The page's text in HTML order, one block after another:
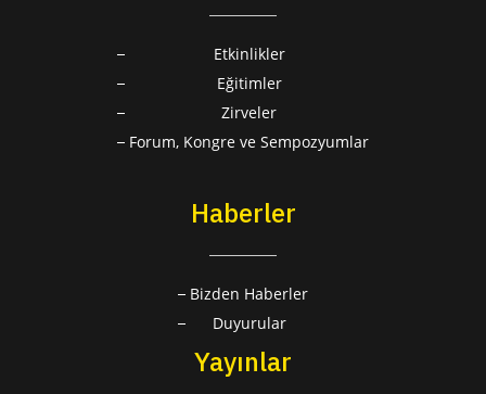
Etkinlikler
Eğitimler
Zirveler
Forum, Kongre ve Sempozyumlar
Haberler
Bizden Haberler
Duyurular
Yayınlar